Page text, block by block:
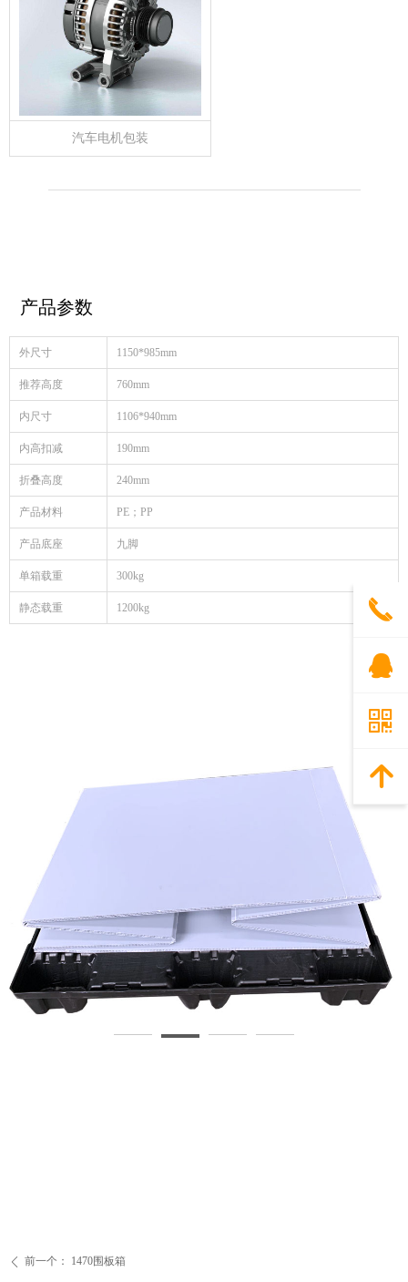
ꄴ 前一个： 1470围板箱
汽车电机包装
外尺寸 1150*985mm
推荐高度 760mm
内尺寸 1106*940mm
内高扣减 190mm
折叠高度 240mm
产品材料 PE；PP
产品底座 九脚
单箱载重 300kg
静态载重 1200kg
产品参数
끅
뀩
낃
녕